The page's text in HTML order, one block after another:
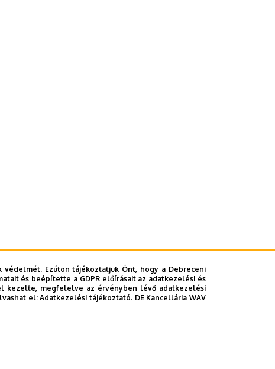
Ezúton tájékoztatjuk Önt, hogy a Debreceni
és beépítette a GDPR előírásait az adatkezelési és
kezelte, megfelelve az érvényben lévő adatkezelési
el:Adatkezelési tájékoztató. DE Kancellária WAV